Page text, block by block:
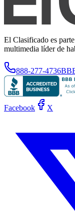
El Clasificado es
multimedia líder de
888-277-4736
Facebook X